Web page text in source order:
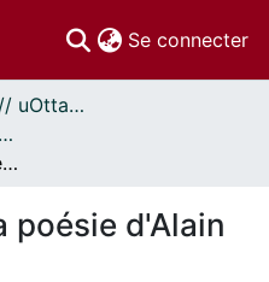
Se connecter
Thèses uOttawa // uOttawa Theses
Thèses, 1910 - 2010 // Theses, 1910 - 2010
Thématique de la poésie d'Alain Grandbois
poésie d'Alain